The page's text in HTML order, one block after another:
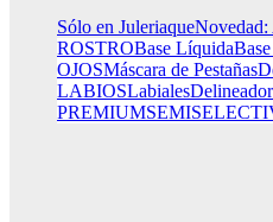
Sólo en JuleriaqueNovedad:
ROSTROBase Líquida
OJOSMáscara de Pestañas
LABIOSLabiales
PREMIUM